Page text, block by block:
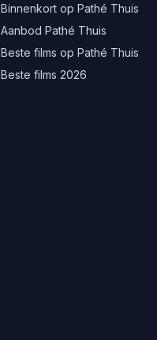
Binnenkort op Pathé Thuis
Aanbod Pathé Thuis
Beste films op Pathé Thuis
Beste films 2026